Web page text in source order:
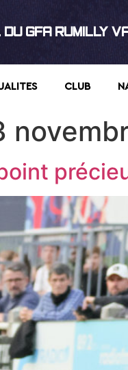
DU GFA RUMILLY
CLUB